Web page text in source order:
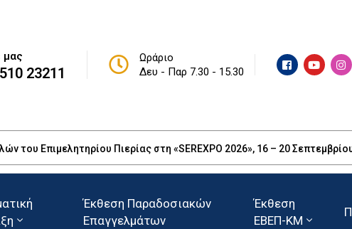
μας
23211
Ωράριο
Δευ - Παρ 7.30 - 15.30
Επιμελητηρίου Πιερίας στη «SEREXPO 2026», 16 – 20
Έκθεση Παραδοσιακών
Επαγγελμάτων
Έκθεση
ΕΒΕΠ-ΚΜ